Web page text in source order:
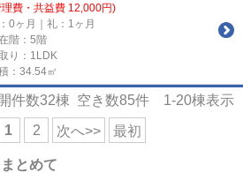
費・共益費 12,000円)
0ヶ月｜礼：1ヶ月
階：5階
り：1LDK
：34.54㎡
件数32棟 空き数85件 1-20棟表示
1 2 次へ>> 最初
とめて